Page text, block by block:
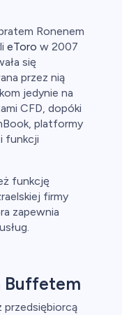
Ronenem
eToro w 2007
się
przez nią
jedynie na
CFD, dopóki
platformy
funkcji
funkcję
firmy
zapewnia
Buffetem
przedsiębiorcą